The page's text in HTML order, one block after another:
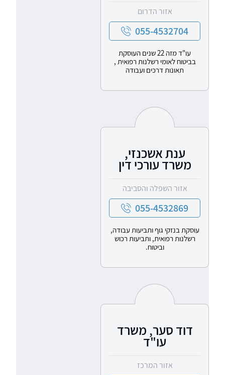
אזור הדרום
055-4532704
עו"ד מזה 22 שנים העוסקת
בביטוח לאומי רשלנות רפואית ,
תאונות דרכים ועבודה
ענת אשכנזי,
משרד עורכי דין
אזור השפלה והסביבה
055-4532869
עוסקת בנזקי גוף ותביעות עבודה,
רשלנות רפואית, ותביעות רכוש
וביטוח.
דוד סער, משרד
עו"ד
אזור המרכז